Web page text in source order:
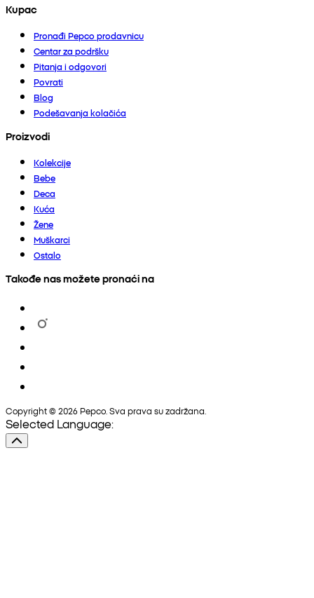
Kupac
Pronađi Pepco prodavnicu
Centar za podršku
Pitanja i odgovori
Povrati
Blog
Podešavanja kolačića
Proizvodi
Kolekcije
Bebe
Deca
Kuća
Žene
Muškarci
Ostalo
Takođe nas možete pronaći na
Copyright © 2026 Pepco. Sva prava su zadržana.
Selected Language: